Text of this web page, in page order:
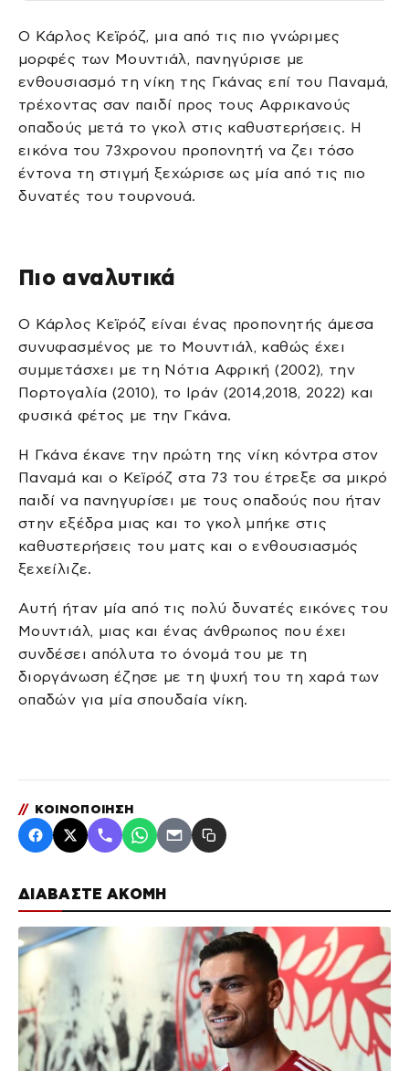
ΔΙΑΒΑΣΤΕ ΑΚΟΜΗ
Ο Κάρλος Κεϊρόζ, μια από τις πιο γνώριμες
μορφές των Μουντιάλ, πανηγύρισε με
ενθουσιασμό τη νίκη της Γκάνας επί του Παναμά,
τρέχοντας σαν παιδί προς τους Αφρικανούς
οπαδούς μετά το γκολ στις καθυστερήσεις. Η
εικόνα του 73χρονου προπονητή να ζει τόσο
έντονα τη στιγμή ξεχώρισε ως μία από τις πιο
δυνατές του τουρνουά.
Πιο αναλυτικά
Ο Κάρλος Κεϊρόζ είναι ένας προπονητής άμεσα
συνυφασμένος με το Μουντιάλ, καθώς έχει
συμμετάσχει με τη Νότια Αφρική (2002), την
Πορτογαλία (2010), το Ιράν (2014,2018, 2022) και
φυσικά φέτος με την Γκάνα.
Η Γκάνα έκανε την πρώτη της νίκη κόντρα στον
Παναμά και ο Κεϊρόζ στα 73 του έτρεξε σα μικρό
παιδί να πανηγυρίσει με τους οπαδούς που ήταν
στην εξέδρα μιας και το γκολ μπήκε στις
καθυστερήσεις του ματς και ο ενθουσιασμός
ξεχείλιζε.
Αυτή ήταν μία από τις πολύ δυνατές εικόνες του
Μουντιάλ, μιας και ένας άνθρωπος που έχει
συνδέσει απόλυτα το όνομά του με τη
διοργάνωση έζησε με τη ψυχή του τη χαρά των
οπαδών για μία σπουδαία νίκη.
// ΚΟΙΝΟΠΟΙΗΣΗ